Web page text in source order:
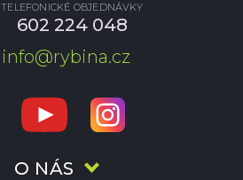
O NÁS
TELEFONICKÉ OBJEDNÁVKY
602 224 048
info@rybina.cz